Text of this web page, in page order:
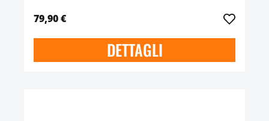
79,90 €
DETTAGLI